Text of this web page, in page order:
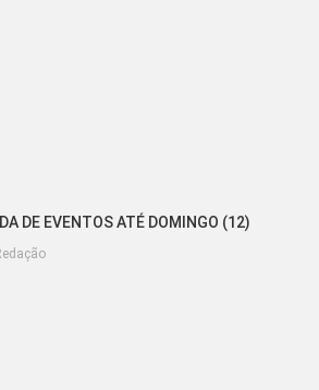
DE EVENTOS ATÉ DOMINGO (12)